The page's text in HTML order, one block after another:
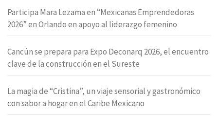
Participa Mara Lezama en “Mexicanas Emprendedoras
2026” en Orlando en apoyo al liderazgo femenino
Cancún se prepara para Expo Deconarq 2026, el encuentro
clave de la construcción en el Sureste
La magia de “Cristina”, un viaje sensorial y gastronómico
con sabor a hogar en el Caribe Mexicano